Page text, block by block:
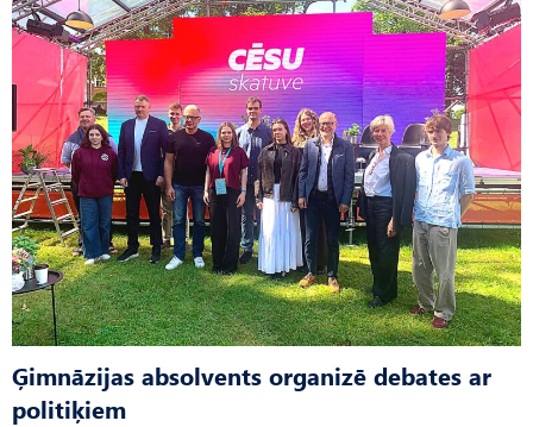
Ģimnāzijas absolvents organizē debates ar
politiķiem